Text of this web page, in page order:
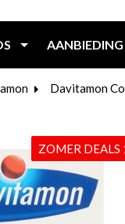
AANBIEDING
Davitamon
ZOMER DEALS